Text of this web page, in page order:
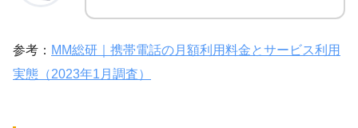
参考： MM総研｜携帯電話の月額利用料金とサービス利用
実態（2023年1月調査）